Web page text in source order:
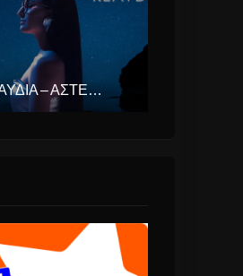
ΚΛΑΥΔΊΑ – ΑΣΤΕΡΟΜΆΤΑ (EUROVISION ΕΛΛΆΔΑ 2025)